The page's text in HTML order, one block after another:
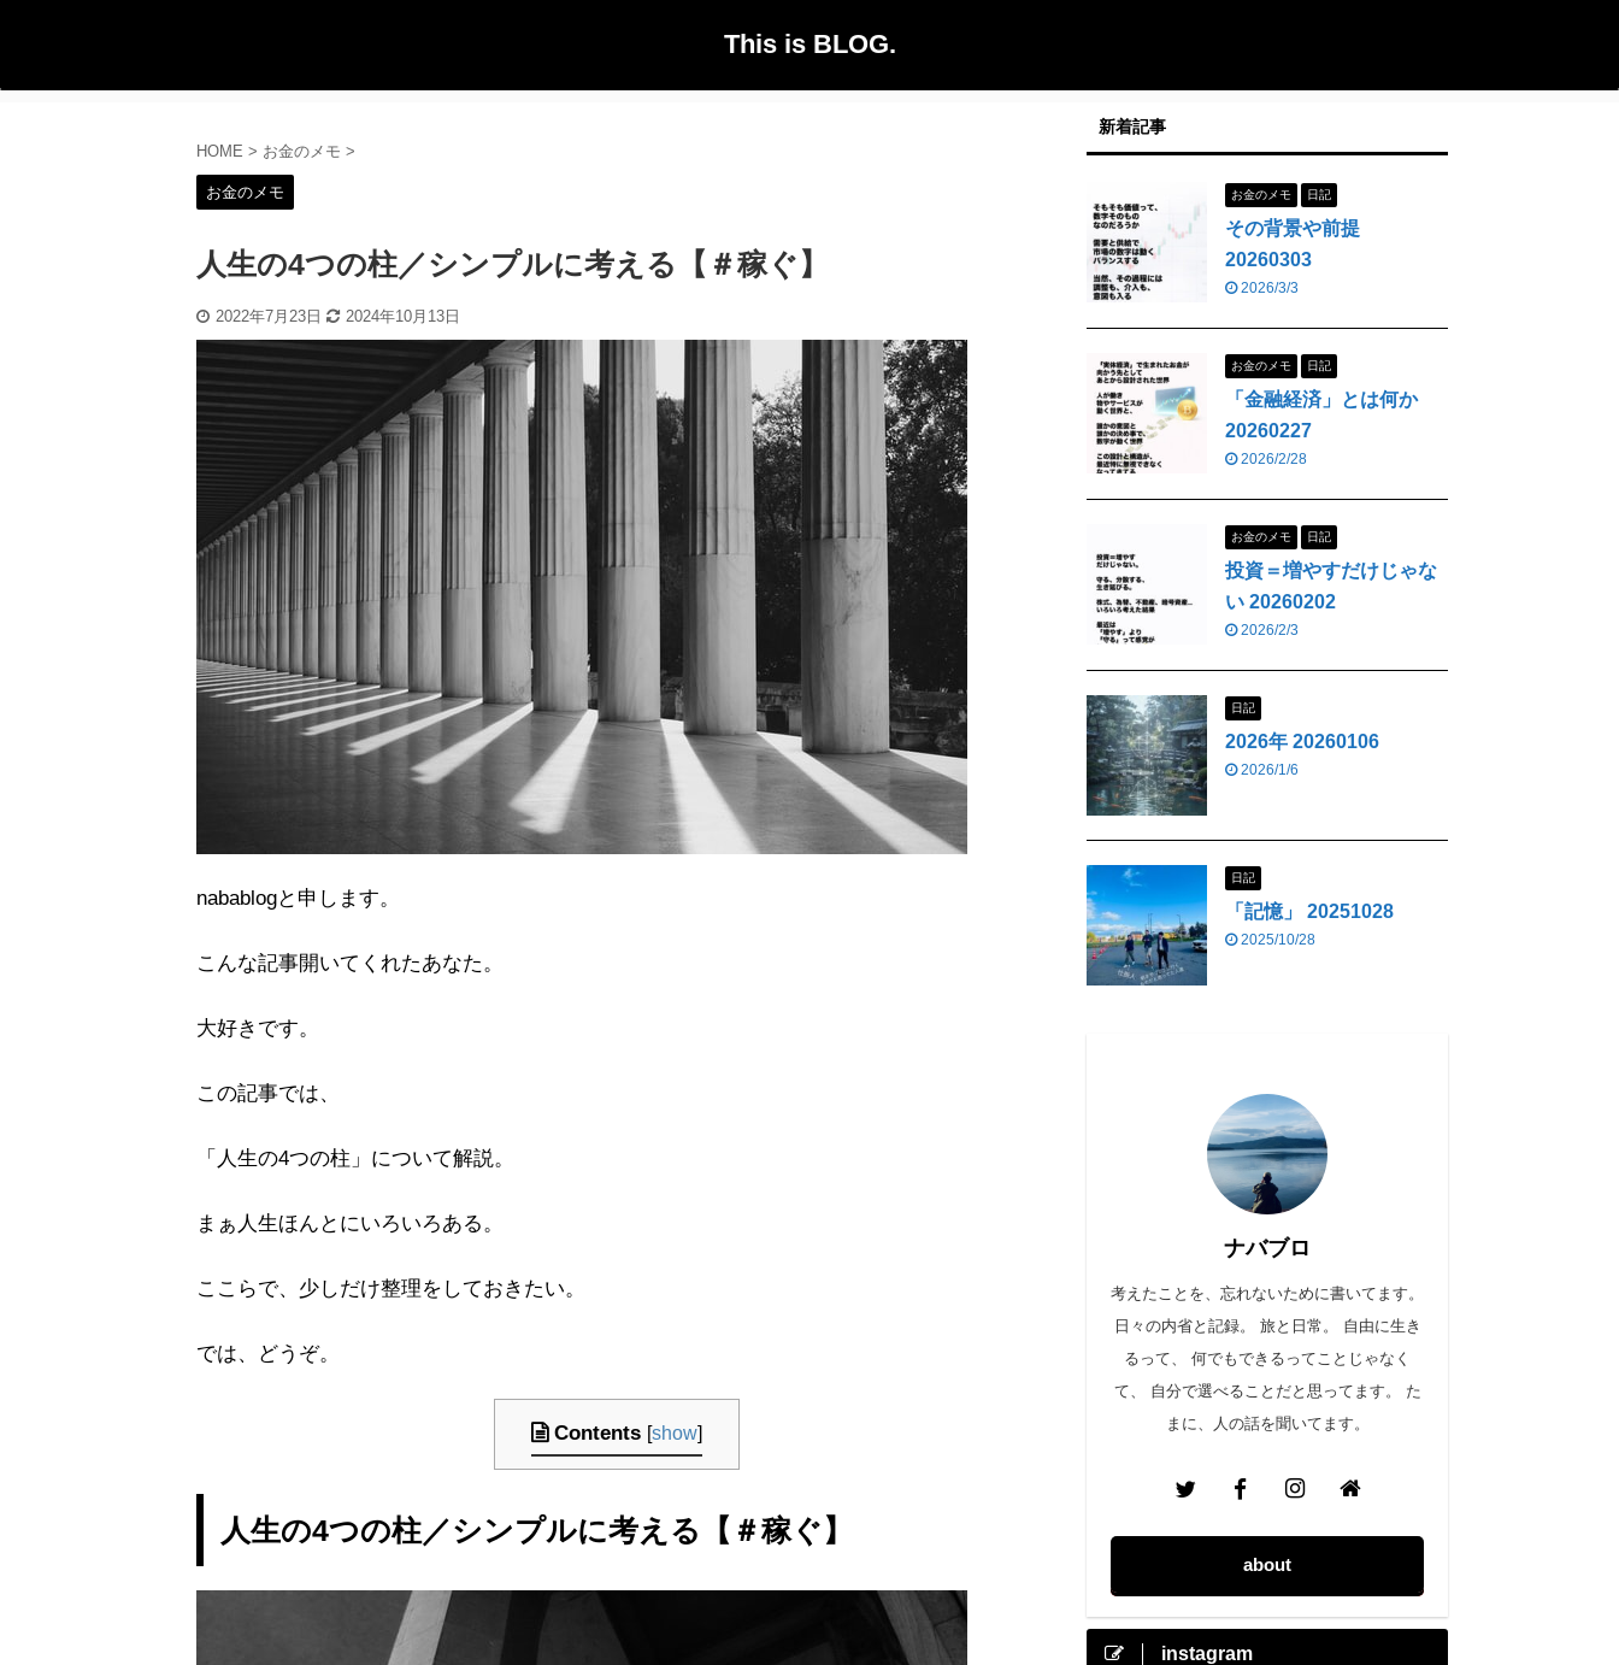
This is BLOG.
HOME > お金のメモ >
お金のメモ
人生の4つの柱／シンプルに考える【＃稼ぐ】
2022年7月23日 2024年10月13日
nabablogと申します。
こんな記事開いてくれたあなた。
大好きです。
この記事では、
「人生の4つの柱」について解説。
まぁ人生ほんとにいろいろある。
ここらで、少しだけ整理をしておきたい。
では、どうぞ。
Contents [show]
人生の4つの柱／シンプルに考える【＃稼ぐ】
新着記事
お金のメモ 日記
その背景や前提
20260303
2026/3/3
お金のメモ 日記
「金融経済」とは何か
20260227
2026/2/28
お金のメモ 日記
投資＝増やすだけじゃな
い 20260202
2026/2/3
日記
2026年 20260106
2026/1/6
日記
「記憶」 20251028
2025/10/28
ナバブロ
考えたことを、忘れないために書いてます。
日々の内省と記録。 旅と日常。 自由に生き
るって、 何でもできるってことじゃなく
て、 自分で選べることだと思ってます。 た
まに、人の話を聞いてます。
about
instagram